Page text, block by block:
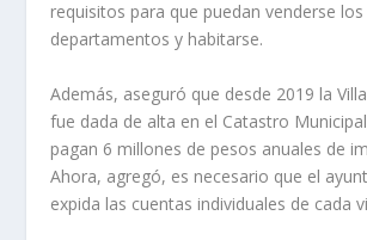
requisitos para que puedan venderse los
departamentos y habitarse.
Además, aseguró que desde 2019 la
fue dada de alta en el Catastro
pagan 6 millones de pesos anuales de
Ahora, agregó, es necesario que el
expida las cuentas individuales de cada